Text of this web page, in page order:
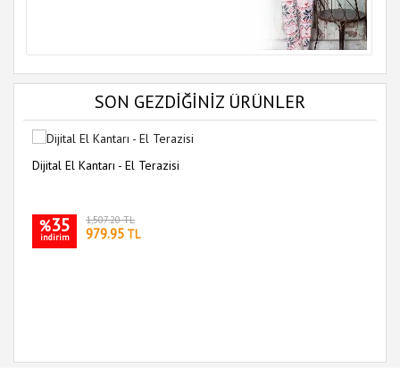
SON GEZDİĞİNİZ ÜRÜNLER
Dijital El Kantarı - El Terazisi
%35
indirim
1,507.20 TL
979.95 TL